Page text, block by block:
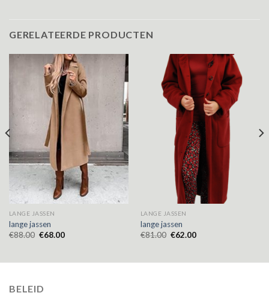
GERELATEERDE PRODUCTEN
LANGE JASSEN
lange jassen
€88.00 €68.00
LANGE JASSEN
lange jassen
€81.00 €62.00
BELEID